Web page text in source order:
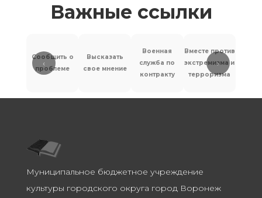
Важные ссылки
‹
Сообщить о
проблеме
Высказать
свое мнение
Военная
служба по
контракту
Вместе против
экстремизма и
терроризма
›
Муниципальное бюджетное учреждение
культуры городского округа город Воронеж